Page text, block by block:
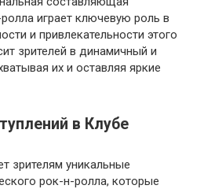
играет ключевую роль в
и привлекательности этого
зрителей в динамичный и
их и оставляя яркие
в Клубе
зрителям уникальные
рок-н-ролла, которые